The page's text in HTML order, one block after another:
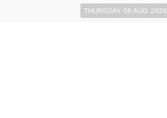
THURSDAY 06 AUG 2026